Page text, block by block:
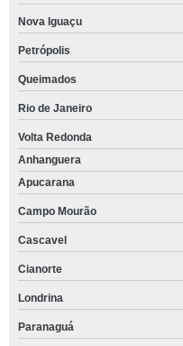
Nova Iguaçu
Petrópolis
Queimados
Rio de Janeiro
Volta Redonda
Anhanguera
Apucarana
Campo Mourão
Cascavel
Cianorte
Londrina
Paranaguá